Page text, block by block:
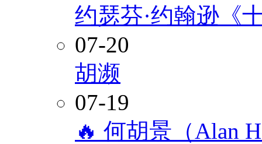
约瑟芬·约翰逊《
07-20
胡濒
07-19
🔥 何胡景（Alan